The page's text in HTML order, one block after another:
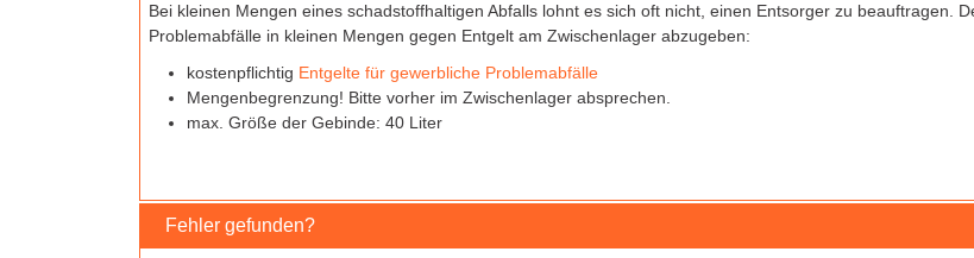
Bei kleinen Mengen eines schadstoffhaltigen Abfalls lohnt es sich oft nicht, einen Entsorger zu beauftragen.
Problemabfälle in kleinen Mengen gegen Entgelt am Zwischenlager abzugeben:
kostenpflichtig Entgelte für gewerbliche Problemabfälle
Mengenbegrenzung! Bitte vorher im Zwischenlager absprechen.
max. Größe der Gebinde: 40 Liter
Fehler gefunden?